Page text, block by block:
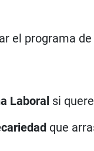
el programa de
Laboral si
que